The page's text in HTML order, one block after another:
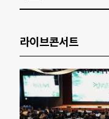
라이브콘서트